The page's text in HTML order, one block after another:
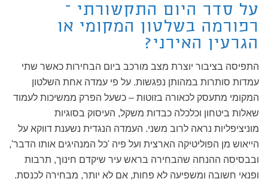
על סדר היום התקשורתי –
רפורמה בשלטון המקומי או
הגרעין האירני?
התפיסה בציבור יוצרת מצב מורכב ביום הבחירות כאשר שתי
עמדות סותרות במהותן נפגשות. על פי עמדה אחת השלטון
המקומי מתעסק לכאורה בזוטות – כשעל הפרק ממשיכות לעמוד
שאלות ביטחון וכלכלה כבדות משקל, העיסוק בסוגיות
מוניציפליות נראה לרוב משני. העמדה הנגדית נשענת דווקא על
הייאוש מן הפוליטיקה הארצית ועל פיה 'כל המנהיגים אותו הדבר',
ובבסיסה ההנחה שהבחירה בראש עיר שיקדם חינוך, תרבות
ופנאי חשובה ומשפיעה לא פחות, אם לא יותר, מבחירה לכנסת.